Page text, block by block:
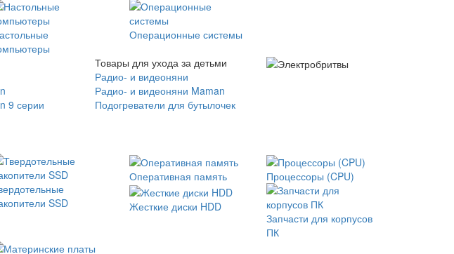
Операционные системы
9 серии
Товары для ухода за детьми
Радио- и видеоняни
Радио- и видеоняни Maman
Подогреватели для бутылочек
SSD
Оперативная память Процессоры (CPU)
Жесткие диски HDD
Запчасти для корпусов
ПК